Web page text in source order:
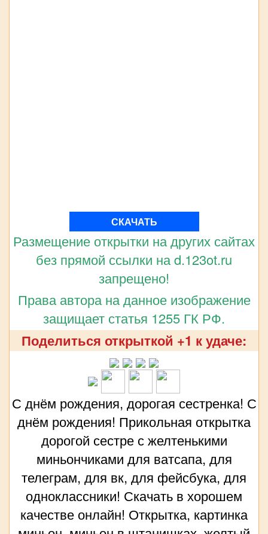
СКАЧАТЬ
Размещение открытки на других сайтах
без прямой ссылки на d.123ot.ru
запрещено!
Права автора на данное изображение
защищает статья 1255 ГК РФ.
Поделиться открыткой +1 к удаче:
С днём рождения, дорогая сестренка! С
днём рождения! Прикольная открытка
дорогой сестре с желтенькими
миньончиками для ватсапа, для
телеграм, для вк, для фейсбука, для
одноклассники! Скачать в хорошем
качестве онлайн! Открытка, картинка